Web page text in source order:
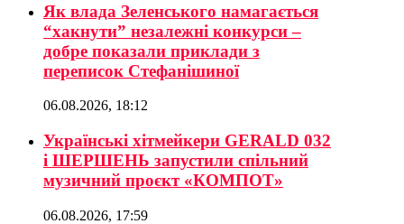
Як влада Зеленського намагається
“хакнути” незалежні конкурси –
добре показали приклади з
переписок Стефанішиної
06.08.2026, 18:12
Українські хітмейкери GERALD 032
і ШЕРШЕНЬ запустили спільний
музичний проєкт «КОМПОТ»
06.08.2026, 17:59